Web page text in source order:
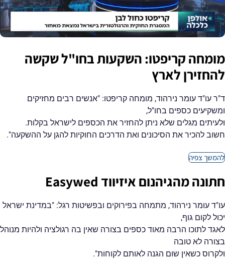
מומחה קריפטו: השקעות בחו"ל שקשה
להחזירן לארץ
ד"ר עו"ד עומר נירהוד, מומחה קריפטו: "אנשים רבים מחזיקים
ומשקיעים כספים בחו"ל,
ולעיתים מגלים שלא ניתן להחזיר את הכספים לישראל בקלות.
חשוב להכיר את הסיכונים ואת הדרכים החוקיות להגן על ההשקעה".
להמשך צפיה
חתונה מהגיהנום איזיווד Easywed
עו"ד עומר נירהוד, מתמחה בפירוקים ובפשיטות רגל: "במדינת ישראל
יכול לקום גוף,
לאגד לתוכו הרבה מאוד כספים בצורה שאין בה רגולציה ולהיות מנוהל
בצורה לא טובה
ולקרוס כשאין שום הגנה לאותם לקוחות".